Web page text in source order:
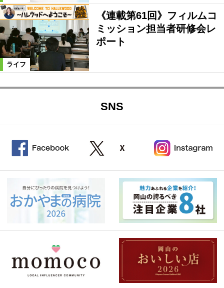
ライフ
《連載第61回》フィルムコ
ミッション担当者研修会レ
ポート
SNS